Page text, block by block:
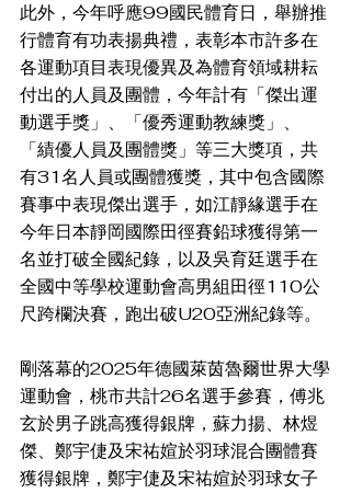
此外，今年呼應99國民體育日，舉辦推
行體育有功表揚典禮，表彰本市許多在
各運動項目表現優異及為體育領域耕耘
付出的人員及團體，今年計有「傑出運
動選手獎」、「優秀運動教練獎」、
「績優人員及團體獎」等三大獎項，共
有31名人員或團體獲獎，其中包含國際
賽事中表現傑出選手，如江靜緣選手在
今年日本靜岡國際田徑賽鉛球獲得第一
名並打破全國紀錄，以及吳育廷選手在
全國中等學校運動會高男組田徑110公
尺跨欄決賽，跑出破U20亞洲紀錄等。
剛落幕的2025年德國萊茵魯爾世界大學
運動會，桃市共計26名選手參賽，傅兆
玄於男子跳高獲得銀牌，蘇力揚、林煜
傑、鄭宇倢及宋祐媗於羽球混合團體賽
獲得銀牌，鄭宇倢及宋祐媗於羽球女子